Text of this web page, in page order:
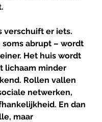
verschuift er iets.
soms abrupt – wordt
Het huis wordt
lichaam minder
Rollen vallen
netwerken,
En dan
maar